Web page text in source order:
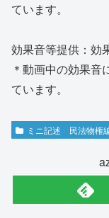
ています。
効果音等提供：効
＊動画中の効果音
ています。
ミニ記述 民法物権